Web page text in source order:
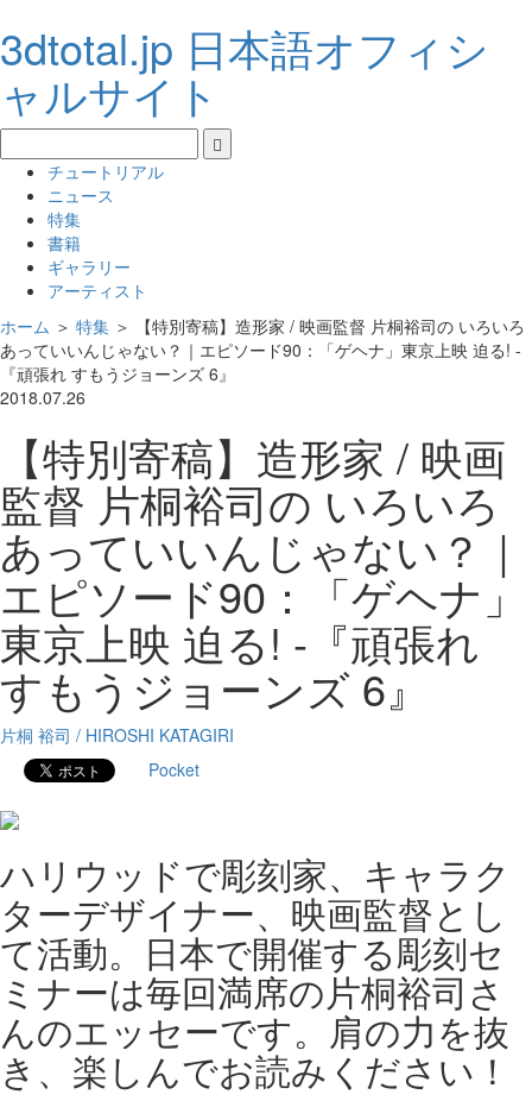
3dtotal.jp 日本語オフィシ
ャルサイト
チュートリアル
ニュース
特集
書籍
ギャラリー
アーティスト
ホーム ＞ 特集 ＞
【特別寄稿】造形家 / 映画監督 片桐裕司の いろいろ
あっていいんじゃない？｜エピソード90：「ゲヘナ」東京上映 迫る! -
『頑張れ すもうジョーンズ 6』
2018.07.26
【特別寄稿】造形家 / 映画
監督 片桐裕司の いろいろ
あっていいんじゃない？｜
エピソード90：「ゲヘナ」
東京上映 迫る! -『頑張れ
すもうジョーンズ 6』
片桐 裕司 / HIROSHI KATAGIRI
Pocket
ハリウッドで彫刻家、キャラク
ターデザイナー、映画監督とし
て活動。日本で開催する彫刻セ
ミナーは毎回満席の片桐裕司さ
んのエッセーです。肩の力を抜
き、楽しんでお読みください！